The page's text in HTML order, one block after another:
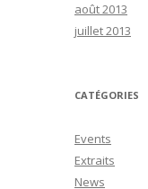
août 2013
juillet 2013
CATÉGORIES
Events
Extraits
News